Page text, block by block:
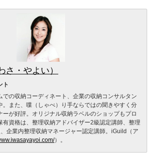
さ・やよい）
ト
での収納コーディネート、企業の収納コンサルタン
。また、喋（しゃべ）り手ならではの聞きやすく分
ーが好評。オリジナル収納ラベルのショップもプロ
有資格は、整理収納アドバイザー2級認定講師、整理
企業内整理収納マネージャー認定講師。iGuild（ア
）。